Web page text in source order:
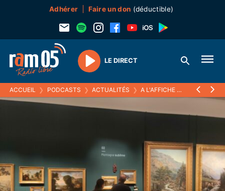
Adhérer Faire un don (déductible)
Play
LE DIRECT
ACCUEIL ❯ PODCASTS ❯ ACTUALITÉS ❯ A L'AFFICHE ❯ MAUZAN